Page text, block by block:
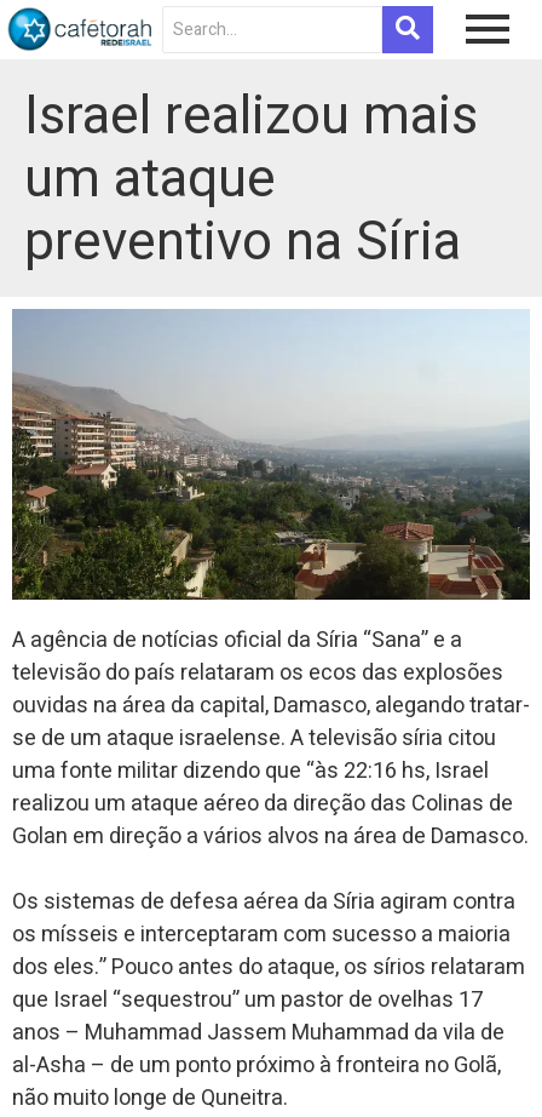
Israel realizou mais
um ataque
preventivo na Síria
A agência de notícias oficial da Síria “Sana” e a
televisão do país relataram os ecos das explosões
ouvidas na área da capital, Damasco, alegando tratar-
se de um ataque israelense. A televisão síria citou
uma fonte militar dizendo que “às 22:16 hs, Israel
realizou um ataque aéreo da direção das Colinas de
Golan em direção a vários alvos na área de Damasco.
Os sistemas de defesa aérea da Síria agiram contra
os mísseis e interceptaram com sucesso a maioria
dos eles.” Pouco antes do ataque, os sírios relataram
que Israel “sequestrou” um pastor de ovelhas 17
anos – Muhammad Jassem Muhammad da vila de
al-Asha – de um ponto próximo à fronteira no Golã,
não muito longe de Quneitra.